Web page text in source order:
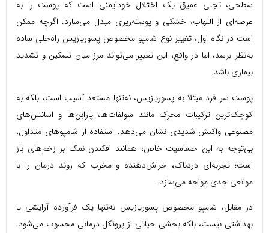
سطحی، تجلی عمیق یک اختلال خودایمنی است که پوست را به
عرصه‌ای از التهاب، خشکی و پوسته‌ریزی مبدل می‌سازد. اگرچه ممکن
است در نگاه اول، تغییر نوع شامپو مخصوص پسوریازیس راه‌حلی ساده
به‌نظر برسد، اما در واقع، این تغییر می‌تواند مرز میان تسکین و تشدید
بیماری باشد.
پوست سر فرد مبتلا به پسوریازیس، نه‌تنها مستعد آسیب است، بلکه به
کوچک‌ترین ترکیبات محرک مانند سولفات‌ها، پارابن‌ها و اسانس‌های
مصنوعی واکنش شدیدی نشان می‌دهد. استفاده از شامپوهای متداول،
بی‌توجه به این حساسیت خاص، همانند افکندن نمک بر زخم‌های باز
است؛ تجربه‌ای دردناک، خراش‌دهنده و مخرب که روند درمان را با
موانعی جدی مواجه می‌سازد.
در مقابل، شامپو مخصوص پسوریازیس نه‌تنها یک فرآورده آرایشی یا
بهداشتی نیست، بلکه بخشی حیاتی از پروتکل درمانی محسوب می‌شود.